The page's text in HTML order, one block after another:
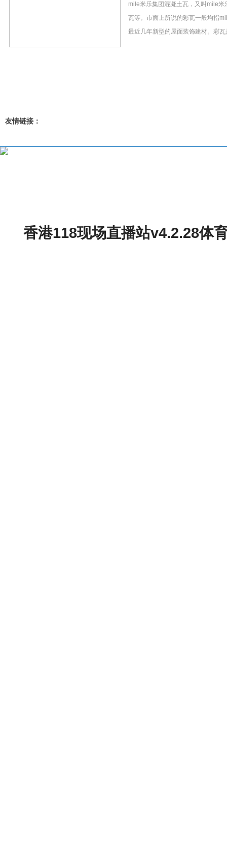
mile米乐集团混凝土瓦，又叫mile米
瓦等。市面上所说的彩瓦一般均指
最近几年新型的屋面装饰建材。彩
友情链接：
香港118现场直播站v4.2.28体